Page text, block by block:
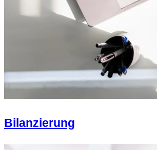
Bilanzierung